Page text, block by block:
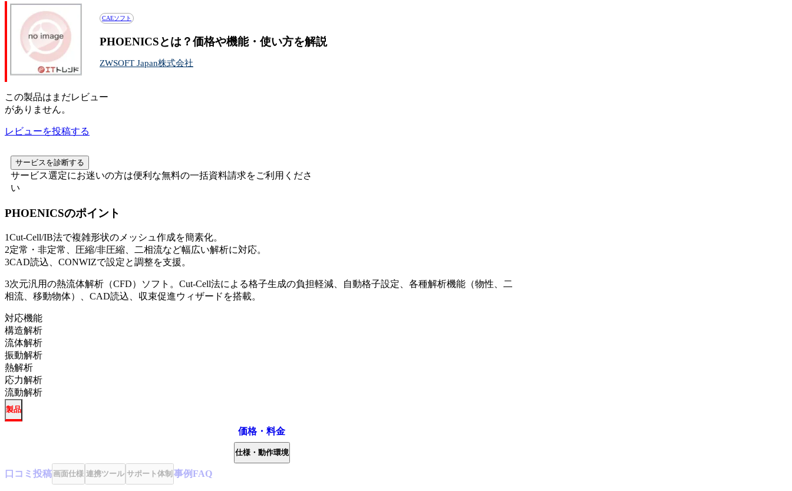
CAEソフト
PHOENICSとは？価格や機能・使い方を解説
ZWSOFT Japan株式会社
この製品はまだレビュー
がありません。
レビューを投稿する
サービスを診断する
サービス選定にお迷いの方は便利な無料の一括資料請求をご利用くださ
い
PHOENICSのポイント
1Cut-Cell/IB法で複雑形状のメッシュ作成を簡素化。
2定常・非定常、圧縮/非圧縮、二相流など幅広い解析に対応。
3CAD読込、CONWIZで設定と調整を支援。
3次元汎用の熱流体解析（CFD）ソフト。Cut-Cell法による格子生成の負担軽減、自動格子設定、各種解析機能（物性、二
相流、移動物体）、CAD読込、収束促進ウィザードを搭載。
対応機能
構造解析
流体解析
振動解析
熱解析
応力解析
流動解析
製品
価格・料金
仕様・動作環境
口コミ 投稿画面仕様 連携ツール サポート体制 事例FAQ